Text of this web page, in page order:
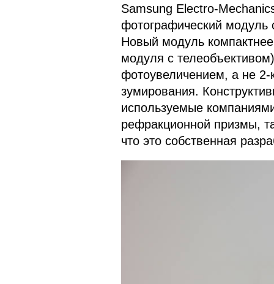
Samsung Electro-
фотографический модуль
Новый модуль
модуля с
фотоувеличением, а не
зумирования.
используемые
рефракционной призмы,
что это собственная